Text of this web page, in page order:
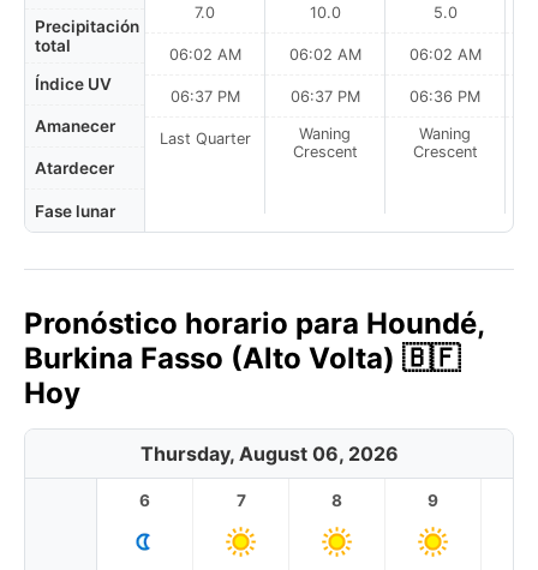
Precipitación
total
Índice UV
Amanecer
Atardecer
Fase lunar
7.0
06:02 AM
06:37 PM
Last Quarter
10.0
06:02 AM
06:37 PM
Waning
Crescent
5.0
06:02 AM
06:36 PM
Waning
Crescent
Pronóstico horario para Houndé,
Burkina Fasso (Alto Volta) 🇧🇫
Hoy
Thursday, August 06, 2026
6 7 8 9